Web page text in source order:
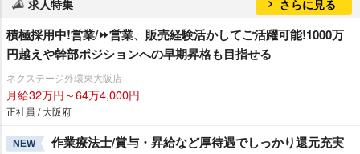
求人特集 さらに見る
積極採用中!営業/⏩️営業、販売経験活かしてご活躍可能!1000万
円越えや幹部ポジションへの早期昇格も目指せる
ネクステージ外環東大阪店
月給32万円～64万4,000円
正社員 / 大阪府
NEW
作業療法士/賞与・昇給など厚待遇でしっかり還元充実